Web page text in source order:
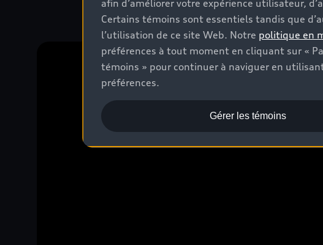
afin d’améliorer votre expérience utilisateur,
Certains témoins sont essentiels tandis que
l’utilisation de ce site Web. Notre politique en
préférences à tout moment en cliquant sur «
témoins » pour continuer à naviguer en
préférences.
Gérer les témoins